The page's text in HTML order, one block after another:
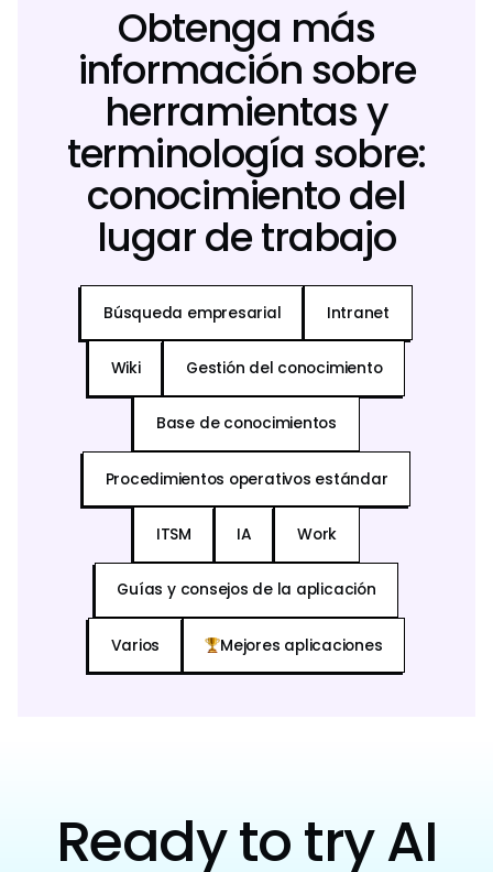
Obtenga más
información sobre
herramientas y
terminología sobre:
conocimiento del
lugar de trabajo
Búsqueda empresarial Intranet
Wiki Gestión del conocimiento
Base de conocimientos
Procedimientos operativos estándar
ITSM IA Work
Guías y consejos de la aplicación
Varios Mejores aplicaciones
Ready to try AI